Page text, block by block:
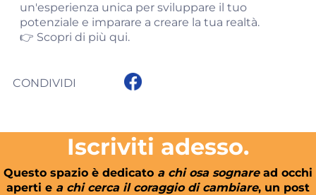
un'esperienza unica per sviluppare il tuo
potenziale e imparare a creare la tua realtà.
👉 Scopri di più qui.
CONDIVIDI
Iscriviti adesso.
Questo spazio è dedicato a chi osa sognaread occhi
aperti e a chi cerca il coraggio di cambiare, un post